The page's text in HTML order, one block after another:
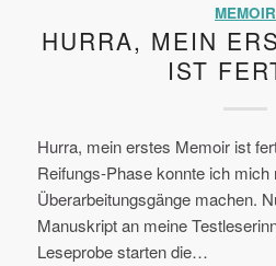
MEMOIR
HURRA, MEIN
IST
Hurra, mein erstes Memoir ist
Reifungs-Phase konnte ich
Überarbeitungsgänge machen.
Manuskript an meine
Leseprobe starten die…